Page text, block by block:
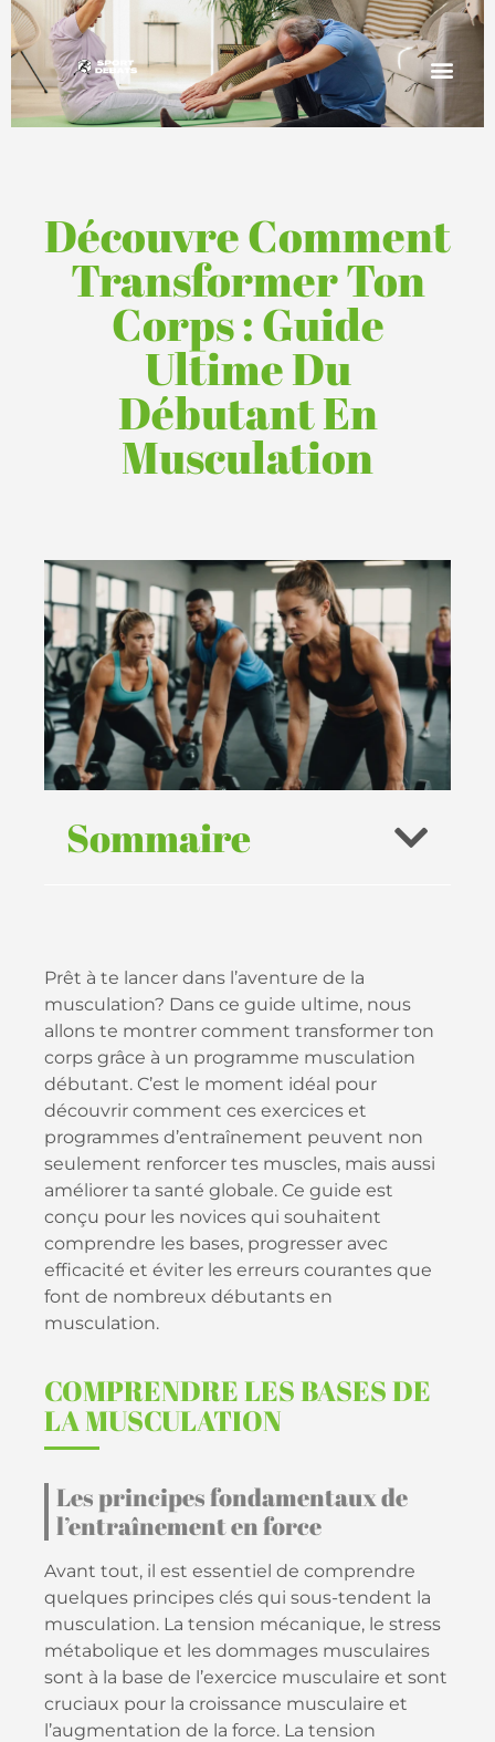
Découvre Comment
Transformer Ton
Corps : Guide
Ultime Du
Débutant En
Musculation
Sommaire
Prêt à te lancer dans l’aventure de la
musculation? Dans ce guide ultime, nous
allons te montrer comment transformer ton
corps grâce à un programme musculation
débutant. C’est le moment idéal pour
découvrir comment ces exercices et
programmes d’entraînement peuvent non
seulement renforcer tes muscles, mais aussi
améliorer ta santé globale. Ce guide est
conçu pour les novices qui souhaitent
comprendre les bases, progresser avec
efficacité et éviter les erreurs courantes que
font de nombreux débutants en
musculation.
COMPRENDRE LES BASES DE
LA MUSCULATION
Les principes fondamentaux de
l’entraînement en force
Avant tout, il est essentiel de comprendre
quelques principes clés qui sous-tendent la
musculation. La tension mécanique, le stress
métabolique et les dommages musculaires
sont à la base de l’exercice musculaire et sont
cruciaux pour la croissance musculaire et
l’augmentation de la force. La tension